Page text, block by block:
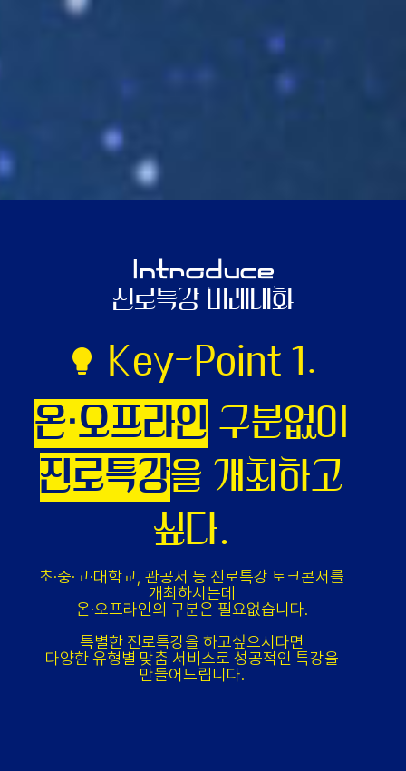
Introduce
진로특강 미래대화
Key-Point 2.
취업진로전문가의
효과적인 특강이
필요하다.
취업진로 전문가를 초빙하는것도 여간 까다로운
일입니다.
섭외하는데 어려움을 느끼실 필요없습니다.
진로특강을 만드는 전문가께서 특강 내용을
코디네이션해드려
모두가 집중하며 참여하면서 빠져드는 특강을